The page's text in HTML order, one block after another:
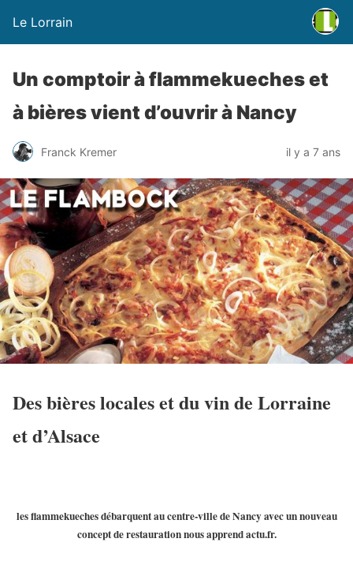
Le Lorrain
Un comptoir à flammekueches et
à bières vient d’ouvrir à Nancy
Franck Kremer il y a 7 ans
Des bières locales et du vin de Lorraine
et d’Alsace
les flammekueches débarquent au centre-ville de Nancy avec un nouveau
concept de restauration nous apprend actu.fr.